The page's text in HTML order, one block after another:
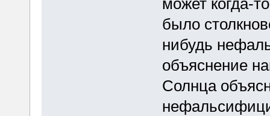
было
нибудь
объяснение
Солнца